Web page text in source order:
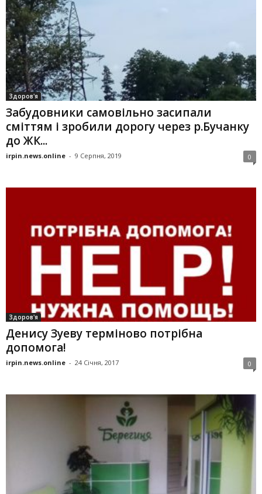
Здоров'я
Забудовники самовільно засипали
сміттям і зробили дорогу через р.Бучанку
до ЖК...
irpin.news.online - 9 Серпня, 2019 0
Здоров'я
Денису Зуеву терміново потрібна
допомога!
irpin.news.online - 24 Січня, 2017 0